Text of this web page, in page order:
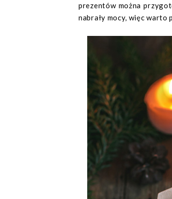
prezentów można
nabrały mocy, więc warto